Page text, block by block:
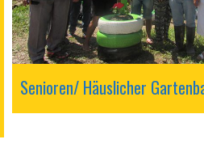
Senioren/ Häuslicher